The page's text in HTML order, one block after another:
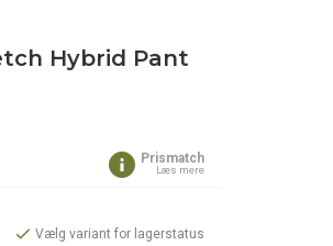
Hybrid Pant
Prismatch
Læs mere
Vælg variant for lagerstatus